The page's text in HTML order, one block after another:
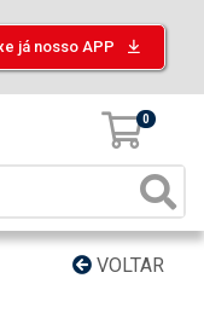
já nosso APP
0
VOLTAR